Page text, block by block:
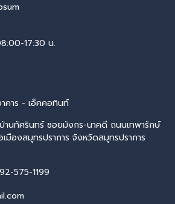
17:30 น.
าร - เอ็คคอทินท์
นทัศรินทร์ ซอยมังกร-นาคดี ถนนเทพารักษ์
มืองสมุทรปราการ จังหวัดสมุทรปราการ
575-1199